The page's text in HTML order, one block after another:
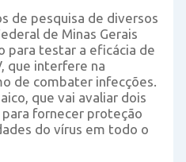
de pesquisa de diversos
de Minas Gerais
para testar a eficácia de
que interfere na
de combater infecções.
que vai avaliar dois
fornecer proteção
do vírus em todo o